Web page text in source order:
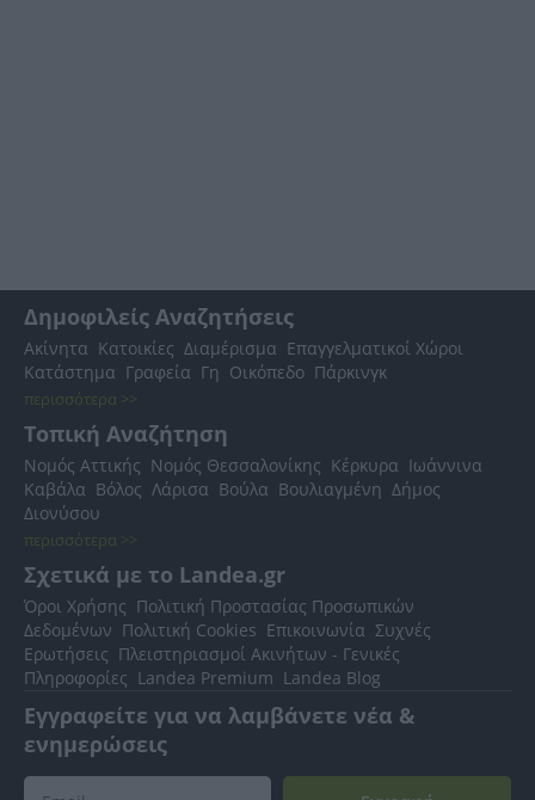
Δημοφιλείς Αναζητήσεις
Ακίνητα Κατοικίες Διαμέρισμα Επαγγελματικοί Χώροι
Κατάστημα Γραφεία Γη Οικόπεδο Πάρκινγκ
περισσότερα >>
Τοπική Αναζήτηση
Νομός Αττικής Νομός Θεσσαλονίκης Κέρκυρα Ιωάννινα
Καβάλα Βόλος Λάρισα Βούλα Βουλιαγμένη Δήμος
Διονύσου
περισσότερα >>
Σχετικά με το Landea.gr
Όροι Χρήσης Πολιτική Προστασίας Προσωπικών
Δεδομένων Πολιτική Cookies Επικοινωνία Συχνές
Ερωτήσεις Πλειστηριασμοί Ακινήτων - Γενικές
Πληροφορίες Landea Premium Landea Blog
Εγγραφείτε για να λαμβάνετε νέα &
ενημερώσεις